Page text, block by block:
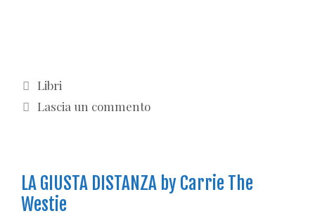
Categorie
Libri
Lascia un commento
LA GIUSTA DISTANZA by Carrie The
Westie